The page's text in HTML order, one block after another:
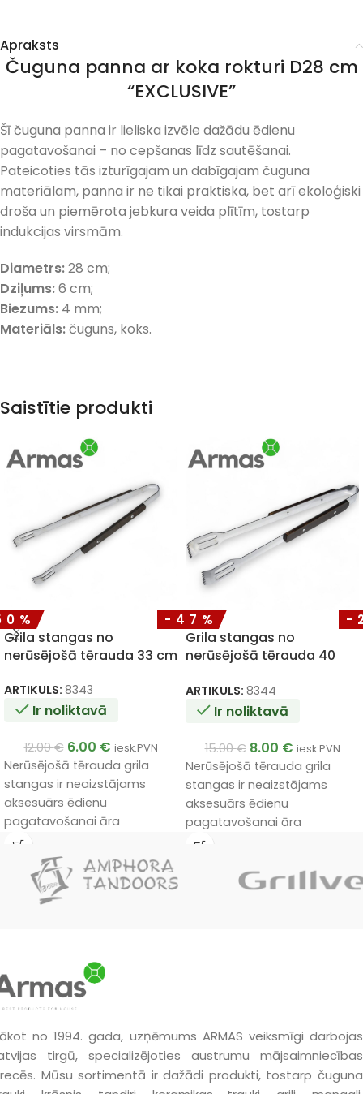
Apraksts
Čuguna panna ar koka rokturi D28 cm
“EXCLUSIVE”
Šī čuguna panna ir lieliska izvēle dažādu ēdienu
pagatavošanai – no cepšanas līdz sautēšanai.
Pateicoties tās izturīgajam un dabīgajam čuguna
materiālam, panna ir ne tikai praktiska, bet arī ekoloģiski
droša un piemērota jebkura veida plītīm, tostarp
indukcijas virsmām.
Diametrs:28 cm;
Dziļums:6 cm;
Biezums: 4 mm;
Materiāls:čuguns, koks.
Saistītie produkti
Grila stangas no
nerūsējošā tērauda 33 cm
ARTIKULS: 8343
Ir noliktavā
12.00€ 6.00 € iesk.PVN
Nerūsējošā tērauda grila
stangas ir neaizstājams
aksesuārs ēdienu
pagatavošanai āra
apstākļos.
-47%
Grila stangas no
nerūsējošā tērauda 40
ARTIKULS: 8344
Ir noliktavā
15.00€ 8.00 € iesk.PVN
Nerūsējošā tērauda grila
stangas ir neaizstājams
aksesuārs ēdienu
pagatavošanai āra
apstākļos.
-
no 1994. gada, uzņēmums ARMAS veiksmīgi darbojas
tirgū, specializējoties austrumu mājsaimniecības
Mūsu sortimentā ir dažādi produkti, tostarp čuguna